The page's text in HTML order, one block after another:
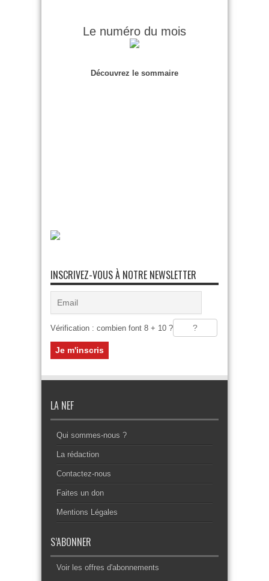
Le numéro du mois
Découvrez le sommaire
INSCRIVEZ-VOUS À NOTRE NEWSLETTER
Vérification : combien font 8 + 10 ?
LA NEF
Qui sommes-nous ?
La rédaction
Contactez-nous
Faites un don
Mentions Légales
S’ABONNER
Voir les offres d'abonnements